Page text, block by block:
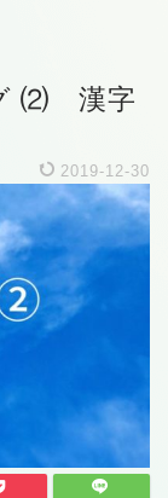
⑵ 漢字
2019-12-30